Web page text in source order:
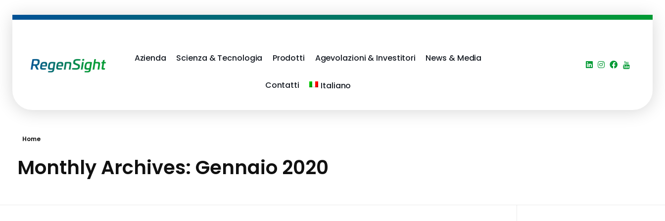
Azienda Scienza & Tecnologia Prodotti Agevolazioni & Investitori News & Media
Contatti Italiano
Home
Monthly Archives: Gennaio 2020